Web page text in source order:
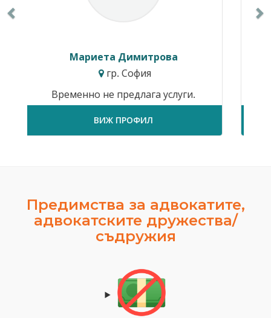
Ивайло Балкански
Временно не предлага услуги.
Временно не предлага услуги.
Предимства за адвокатите,
адвокатските дружества/
съдружия